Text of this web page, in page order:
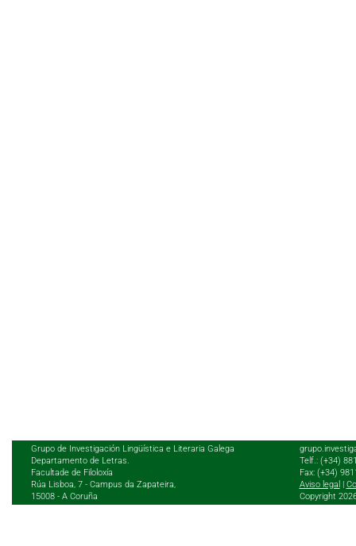
Grupo de Investigación Lingüística e Literaria Galega
Departamento de Letras.
Facultade de Filoloxía
Rúa Lisboa, 7 - Campus da Zapateira,
15008 - A Coruña
Telf.: (+34)
Fax: (+34)
Aviso legal
Copyright